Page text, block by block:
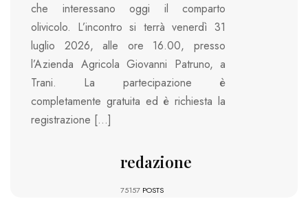
che interessano oggi il comparto
olivicolo. L’incontro si terrà venerdì 31
luglio 2026, alle ore 16.00, presso
l’Azienda Agricola Giovanni Patruno, a
Trani. La partecipazione è
completamente gratuita ed è richiesta la
registrazione […]
redazione
75157 POSTS